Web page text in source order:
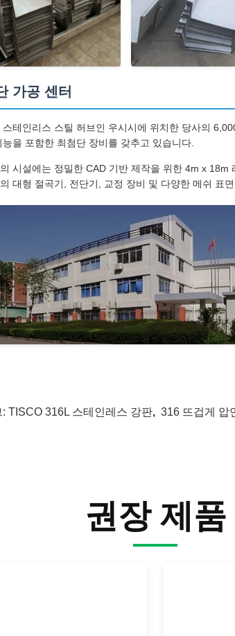
가공 센터
스테인리스 스틸 허브인 우시시에 위치한 당사의
능을 포함한 최첨단 장비를 갖추고 있습니다.
시설에는 정밀한 CAD 기반 제작을 위한 4m x
대형 절곡기, 전단기, 교정 장비 및 다양한 메쉬 표
: TISCO 316L 스테인레스 강판, 316 뜨겁게 압
권장 제품